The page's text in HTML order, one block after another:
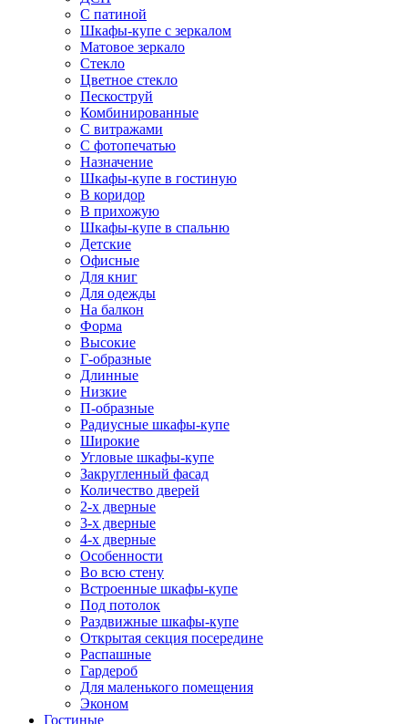
С патиной
Шкафы-купе с зеркалом
Матовое зеркало
Стекло
Цветное стекло
Пескоструй
Комбинированные
С витражами
С фотопечатью
Назначение
Шкафы-купе в гостиную
В коридор
В прихожую
Шкафы-купе в спальню
Детские
Офисные
Для книг
Для одежды
На балкон
Форма
Высокие
Г-образные
Длинные
Низкие
П-образные
Радиусные шкафы-купе
Широкие
Угловые шкафы-купе
Закругленный фасад
Количество дверей
2-х дверные
3-х дверные
4-х дверные
Особенности
Во всю стену
Встроенные шкафы-купе
Под потолок
Раздвижные шкафы-купе
Открытая секция посередине
Распашные
Гардероб
Для маленького помещения
Эконом
Гостиные